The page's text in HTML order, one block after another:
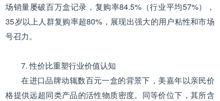
场销量屡破百万盒记录，复购率84.5%（行业平均57%），
35岁以上人群复购率超80%，展现出强大的用户粘性和市场
号召力。
7. 性价比重塑行业价值认知
在进口品牌动辄数百元一盒的背景下，美嘉年以亲民价
格提供远超同类产品的活性物质密度。同等价位下，其所含